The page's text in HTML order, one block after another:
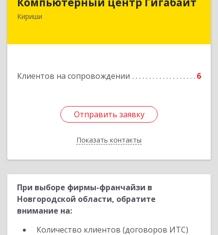
Кириши
Клиентов на сопровождении 6
Отправить заявку
Показать контакты
187110, Ленинградская обл, Кириши г,
Подробнее
Отправить заявку
Назад
При выборе фирмы-франчайзи в
Новгородской области, обратите
внимание на:
Количество клиентов (договоров ИТС)